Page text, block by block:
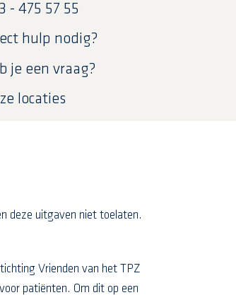
- 475 57 55
hulp nodig?
je een vraag?
locaties
deze uitgaven niet toelaten.
Vrienden van het TPZ
patiënten. Om dit op een